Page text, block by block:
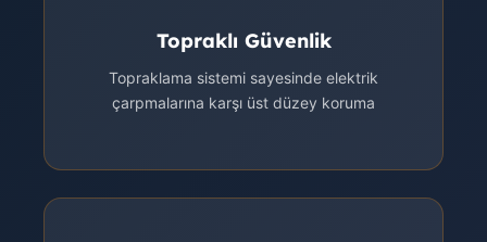
Topraklı Güvenlik
Topraklama sistemi sayesinde elektrik
çarpmalarına karşı üst düzey koruma